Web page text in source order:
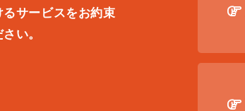
サービスをお約束
い。